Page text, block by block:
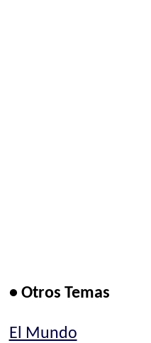
• Otros Temas
El Mundo